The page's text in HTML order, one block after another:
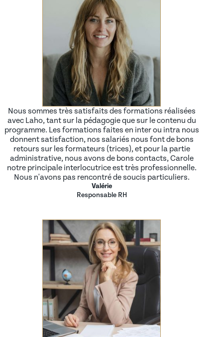
Nous sommes très satisfaits des formations réalisées
avec Laho, tant sur la pédagogie que sur le contenu du
programme. Les formations faites en inter ou intra nous
donnent satisfaction, nos salariés nous font de bons
retours sur les formateurs (trices), et pour la partie
administrative, nous avons de bons contacts, Carole
notre principale interlocutrice est très professionnelle.
Nous n'avons pas rencontré de soucis particuliers.
Valérie
Responsable RH